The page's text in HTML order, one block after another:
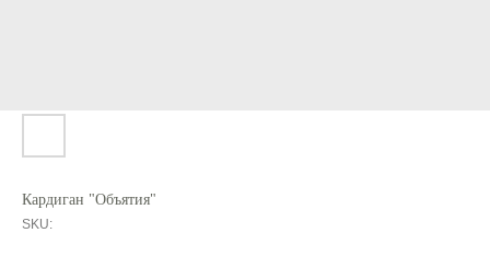
Кардиган "Объятия"
SKU: